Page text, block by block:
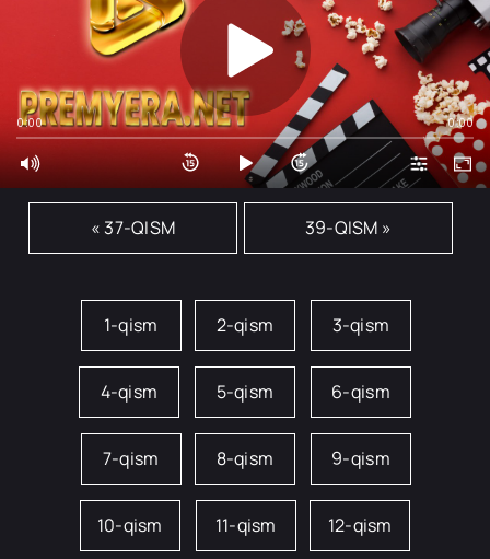
0:00 0:00
« 37-QISM 39-QISM »
1-qism 2-qism 3-qism
4-qism 5-qism 6-qism
7-qism 8-qism 9-qism
10-qism 11-qism 12-qism